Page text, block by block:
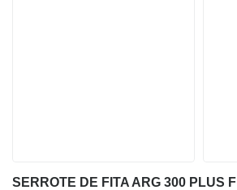
SERROTE DE FITA ARG 300 PLUS F